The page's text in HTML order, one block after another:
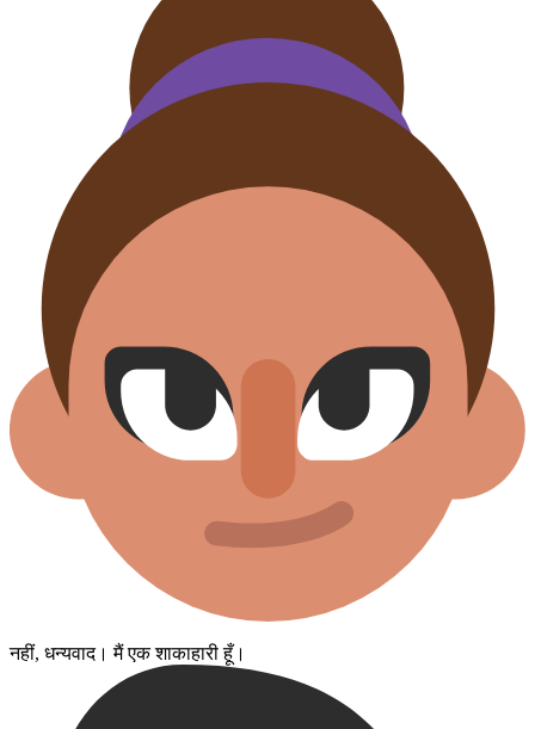
नहीं, धन्यवाद। मैं एक शाकाहारी हूँ।